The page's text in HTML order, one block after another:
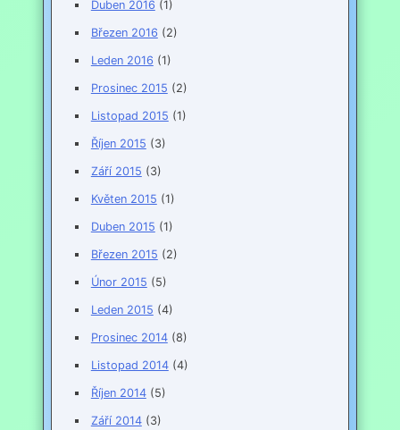
Duben 2016 (1)
Březen 2016 (2)
Leden 2016 (1)
Prosinec 2015 (2)
Listopad 2015 (1)
Říjen 2015 (3)
Září 2015 (3)
Květen 2015 (1)
Duben 2015 (1)
Březen 2015 (2)
Únor 2015 (5)
Leden 2015 (4)
Prosinec 2014(8)
Listopad 2014(4)
Říjen 2014(5)
Září 2014(3)